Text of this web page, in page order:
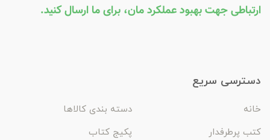
ارتباطی جهت بهبود عملکرد مان، برای ما ارسال کنید.
دسترسی سریع
خانه
دسته بندی کالاها
کتب پرطرفدار
پکیج کتاب